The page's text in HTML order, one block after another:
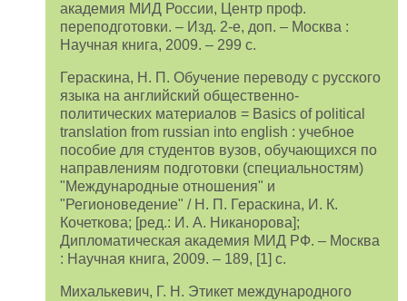
академия МИД России, Центр проф.
переподготовки. – Изд. 2-е, доп. – Москва :
Научная книга, 2009. – 299 с.
Гераскина, Н. П. Обучение переводу с русского
языка на английский общественно-
политических материалов = Basics of political
translation from russian into english : учебное
пособие для студентов вузов, обучающихся по
направлениям подготовки (специальностям)
"Международные отношения" и
"Регионоведение" / Н. П. Гераскина, И. К.
Кочеткова; [ред.: И. А. Никанорова];
Дипломатическая академия МИД РФ. – Москва
: Научная книга, 2009. – 189, [1] с.
Михалькевич, Г. Н. Этикет международного